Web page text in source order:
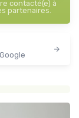
contacté(e) à
partenaires.